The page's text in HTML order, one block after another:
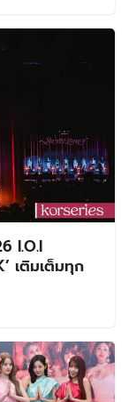
I.O.I
เติมเต็มทุก